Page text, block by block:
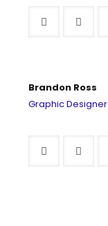
Brandon Ross
Graphic Designer